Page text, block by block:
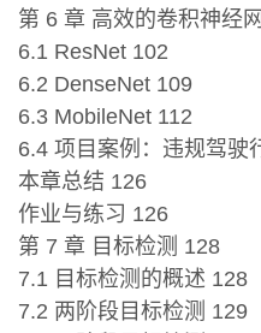
第 6 章 高效的卷积神经
6.1 ResNet 102
6.2 DenseNet 109
6.3 MobileNet 112
6.4 项目案例：违规驾驶
本章总结 126
作业与练习 126
第 7 章 目标检测 128
7.1 目标检测的概述 128
7.2 两阶段目标检测 129